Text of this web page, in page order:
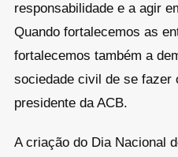
responsabilidade e a agir
Quando fortalecemos as
fortalecemos também a
sociedade civil de se fazer
presidente da ACB.
A criação do Dia Nacional